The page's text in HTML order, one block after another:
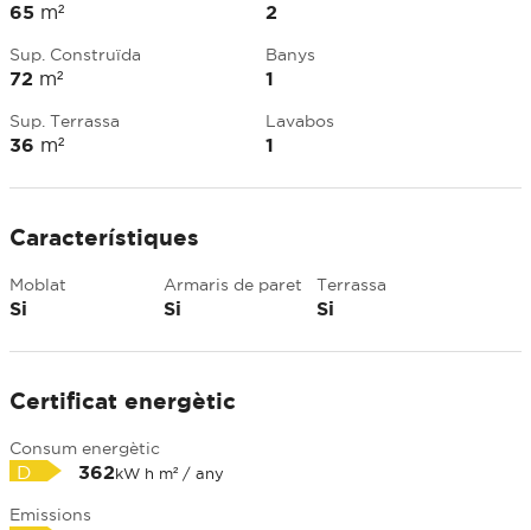
65 m²
Sup. Construïda
72 m²
Sup. Terrassa
36 m²
2
Banys
1
Lavabos
1
Característiques
Moblat
Si
Armaris de paret
Si
Terrassa
Si
Certificat energètic
Consum energètic
D 362kW h m² / any
Emissions